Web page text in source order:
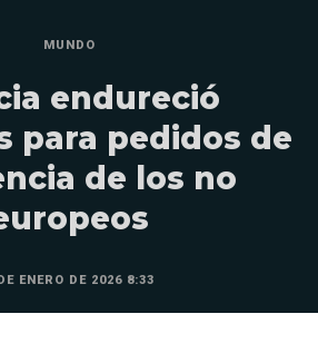
MUNDO
endureció
para pedidos de
de los no
ENERO DE 2026 8:33